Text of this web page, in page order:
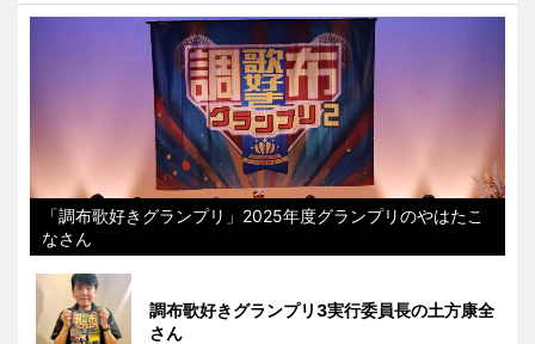
「調布歌好きグランプリ」2025年度グランプリのやはたこ
なさん
調布歌好きグランプリ3実行委員長の土方康全
さん